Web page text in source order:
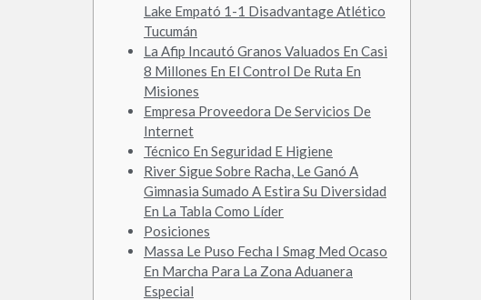
Lake Empató 1-1 Disadvantage Atlético
Tucumán
La Afip Incautó Granos Valuados En Casi
8 Millones En El Control De Ruta En
Misiones
Empresa Proveedora De Servicios De
Internet
Técnico En Seguridad E Higiene
River Sigue Sobre Racha, Le Ganó A
Gimnasia Sumado A Estira Su Diversidad
En La Tabla Como Líder
Posiciones
Massa Le Puso Fecha I Smag Med Ocaso
En Marcha Para La Zona Aduanera
Especial